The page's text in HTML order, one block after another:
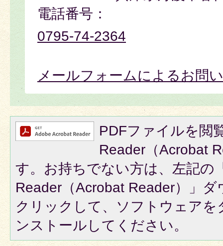
電話番号：
0795-74-2364
メールフォームによるお問
PDFファイルを閲
Reader（Acrobat
す。お持ちでない方は、左記の
Reader（Acrobat Reader）」
クリックして、ソフトウェア
ンストールしてください。